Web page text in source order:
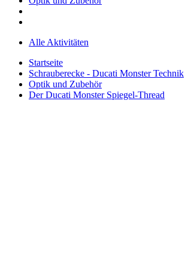
Alle Aktivitäten
Startseite
Schrauberecke - Ducati Monster Technik
Optik und Zubehör
Der Ducati Monster Spiegel-Thread